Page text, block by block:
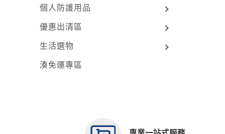
個人防護用品
優惠出清區
生活選物
湊免運專區